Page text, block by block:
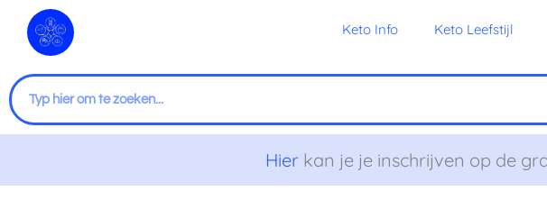
naar
inhoud
Keto Info Keto Leefstijl
Zoeken
Hierkan je je inschrijven op de